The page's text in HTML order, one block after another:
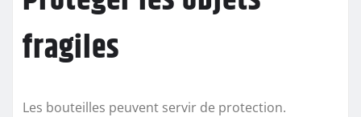
fragiles
Les bouteilles peuvent servir de protection.